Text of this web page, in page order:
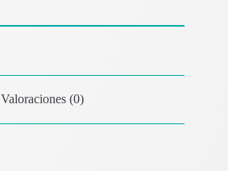
Valoraciones (0)